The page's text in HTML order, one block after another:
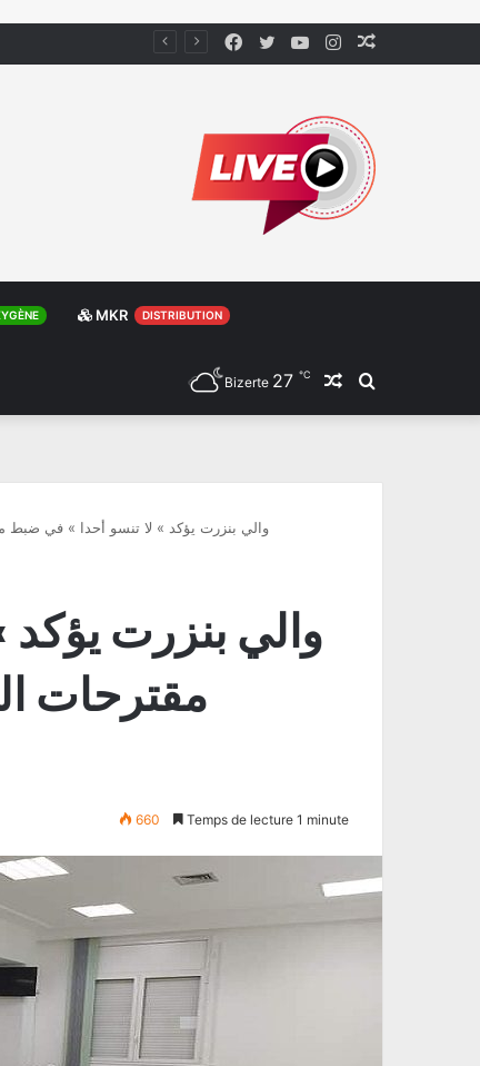
Instagram
YouTube
Twitter
Facebook
MKR DISTRIBUTION
Rechercher
Article
Bizerte 27 ℃
والي بنزرت يؤكد » لا تنسو أحدا » في ضبط
والي بنزرت
مقترحات
660 Temps de lecture 1 minute